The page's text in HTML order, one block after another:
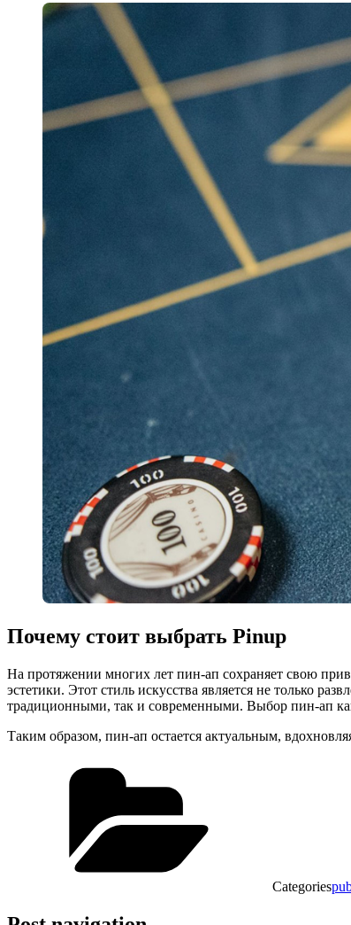
Почему стоит выбрать Pinup
На протяжении многих лет пин-ап сохраняет свою
эстетики. Этот стиль искусства является не только
традиционными, так и современными. Выбор пин-ап
Таким образом, пин-ап остается актуальным,
Categories